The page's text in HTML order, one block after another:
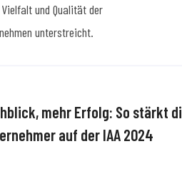
und Qualität der
unterstreicht.
mehr Erfolg: So stärkt
auf der IAA 2024